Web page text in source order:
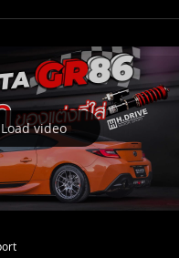
Load video